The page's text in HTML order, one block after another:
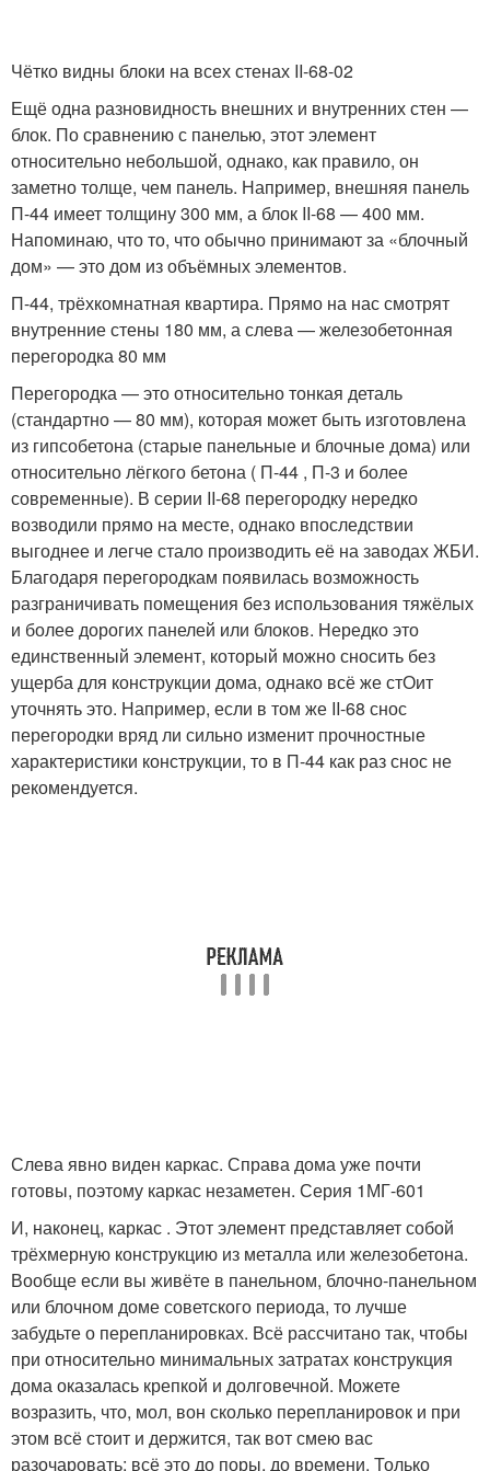
Чётко видны блоки на всех стенах II-68-02
Ещё одна разновидность внешних и внутренних стен —
блок. По сравнению с панелью, этот элемент
относительно небольшой, однако, как правило, он
заметно толще, чем панель. Например, внешняя панель
П-44 имеет толщину 300 мм, а блок II-68 — 400 мм.
Напоминаю, что то, что обычно принимают за «блочный
дом» — это дом из объёмных элементов.
П-44, трёхкомнатная квартира. Прямо на нас смотрят
внутренние стены 180 мм, а слева — железобетонная
перегородка 80 мм
Перегородка — это относительно тонкая деталь
(стандартно — 80 мм), которая может быть изготовлена
из гипсобетона (старые панельные и блочные дома) или
относительно лёгкого бетона ( П-44 , П-3 и более
современные). В серии II-68 перегородку нередко
возводили прямо на месте, однако впоследствии
выгоднее и легче стало производить её на заводах ЖБИ.
Благодаря перегородкам появилась возможность
разграничивать помещения без использования тяжёлых
и более дорогих панелей или блоков. Нередко это
единственный элемент, который можно сносить без
ущерба для конструкции дома, однако всё же стОит
уточнять это. Например, если в том же II-68 снос
перегородки вряд ли сильно изменит прочностные
характеристики конструкции, то в П-44 как раз снос не
рекомендуется.
Слева явно виден каркас. Справа дома уже почти
готовы, поэтому каркас незаметен. Серия 1МГ-601
И, наконец, каркас . Этот элемент представляет собой
трёхмерную конструкцию из металла или железобетона.
Вообще если вы живёте в панельном, блочно-панельном
или блочном доме советского периода, то лучше
забудьте о перепланировках. Всё рассчитано так, чтобы
при относительно минимальных затратах конструкция
дома оказалась крепкой и долговечной. Можете
возразить, что, мол, вон сколько перепланировок и при
этом всё стоит и держится, так вот смею вас
разочаровать: всё это до поры, до времени. Только